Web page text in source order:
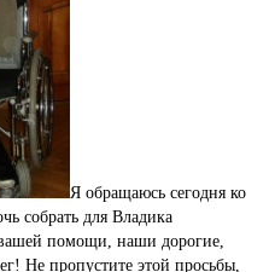
Я обращаюсь сегодня ко
собрать для Владика
помощи, наши дорогие,
Не пропустите этой просьбы,